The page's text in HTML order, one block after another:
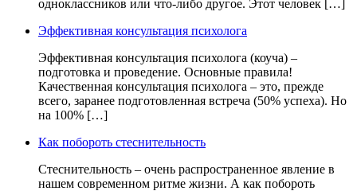
одноклассников или что-либо другое. Этот человек […]
Эффективная консультация психолога
Эффективная консультация психолога (коуча) –
подготовка и проведение. Основные правила!
Качественная консультация психолога – это, прежде
всего, заранее подготовленная встреча (50% успеха). Но
на 100% […]
Как побороть стеснительность
Стеснительность – очень распространенное явление в
нашем современном ритме жизни. А как побороть